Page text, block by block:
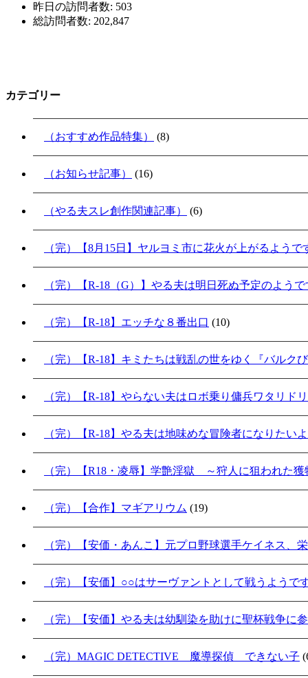
昨日の訪問者数: 503
総訪問者数: 202,847
カテゴリー
（おすすめ作品特集） (8)
（お知らせ記事） (16)
（やる夫スレ創作関連記事） (6)
（完）【8月15日】ヤルヨミ市に花火が上がるよう
（完）【R-18（G）】やる夫は明日死ぬ予定のよう
（完）【R-18】エッチな８番出口 (10)
（完）【R-18】キミたちは戦乱の世をゆく『バルク
（完）【R-18】やらない夫はロボ乗り傭兵ワタリド
（完）【R-18】やる夫は地味めな冒険者になりたい
（完）【R18・凌辱】学艶淫獄 ～狩人に狙われた獲
（完）【合作】マギアリウム (19)
（完）【安価・あんこ】元プロ野球選手ケイネス、
（完）【安価】○○はサーヴァントとして戦うようで
（完）【安価】やる夫は幼馴染を助けに聖杯戦争に
（完）MAGIC DETECTIVE 魔導探偵 できない子